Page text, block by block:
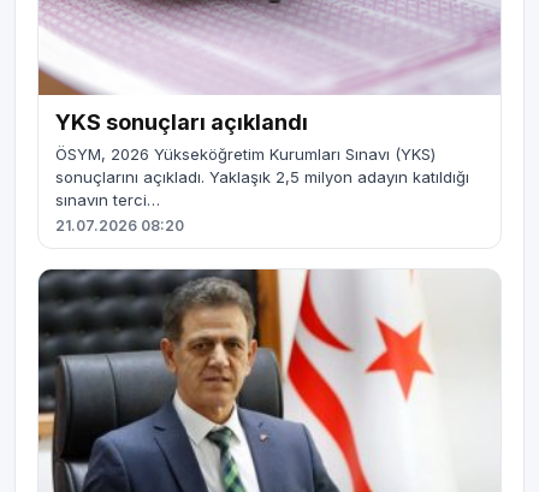
YKS sonuçları açıklandı
ÖSYM, 2026 Yükseköğretim Kurumları Sınavı (YKS)
sonuçlarını açıkladı. Yaklaşık 2,5 milyon adayın katıldığı
sınavın terci…
21.07.2026 08:20